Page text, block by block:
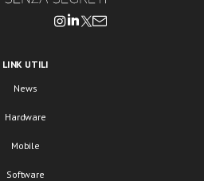
LINK UTILI
News
Hardware
Mobile
Software